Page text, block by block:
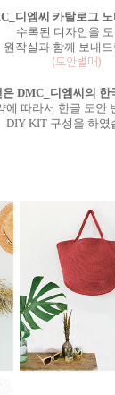
디엠씨 카탈로그
수록된 디자인을
원작실과 함께 보내드
(도안별매)
DMC_디엠씨의 한
에 따라서 한글 도안
DIY KIT 구성을 하였